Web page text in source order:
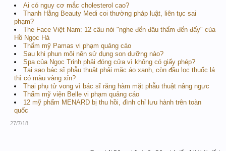
Ai có nguy cơ mắc cholesterol cao?
Thanh Hằng Beauty Medi coi thường pháp luật, liên tục sai
phạm?
The Face Việt Nam: 12 câu nói "nghe đến đâu thấm đến đấy" của
Hồ Ngọc Hà
Thẩm mỹ Pamas vi phạm quảng cáo
Sau khi phun môi nên sử dụng son dưỡng nào?
Spa của Ngọc Trinh phải đóng cửa vì không có giấy phép?
Tại sao bác sĩ phẫu thuật phải mặc áo xanh, còn đầu lọc thuốc lá
thì có màu vàng xỉn?
Thai phụ tử vong vì bác sĩ răng hàm mặt phẫu thuật nâng ngực
Thẩm mỹ viện Belle vi phạm quảng cáo
12 mỹ phẩm MENARD bị thu hồi, đình chỉ lưu hành trên toàn
quốc
27/7/18